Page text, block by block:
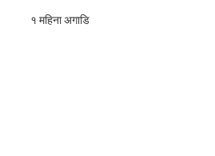
१ महिना अगाडि